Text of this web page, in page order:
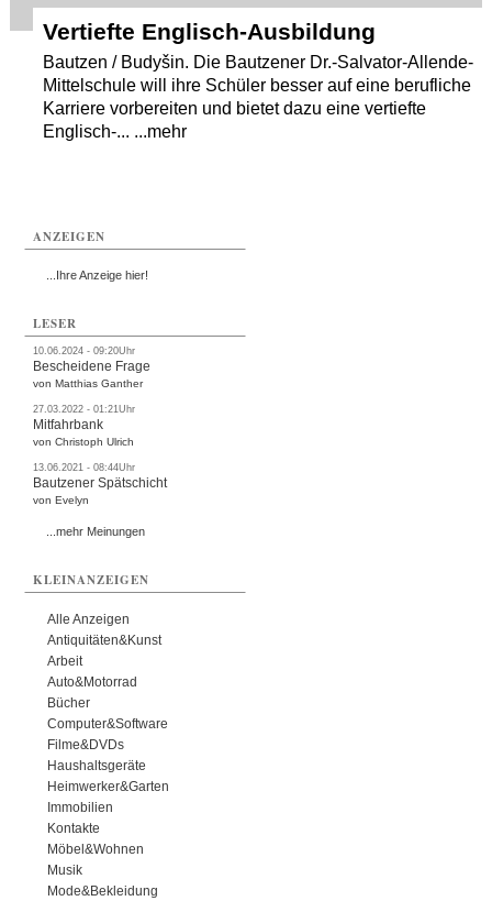
Vertiefte Englisch-Ausbildung
Bautzen / Budyšin. Die Bautzener Dr.-Salvator-Allende-
Mittelschule will ihre Schüler besser auf eine berufliche
Karriere vorbereiten und bietet dazu eine vertiefte
Englisch-... ...mehr
ANZEIGEN
...Ihre Anzeige hier!
LESER
10.06.2024 - 09:20Uhr
Bescheidene Frage
von Matthias Ganther
27.03.2022 - 01:21Uhr
Mitfahrbank
von Christoph Ulrich
13.06.2021 - 08:44Uhr
Bautzener Spätschicht
von Evelyn
...mehr Meinungen
KLEINANZEIGEN
Alle Anzeigen
Antiquitäten&Kunst
Arbeit
Auto&Motorrad
Bücher
Computer&Software
Filme&DVDs
Haushaltsgeräte
Heimwerker&Garten
Immobilien
Kontakte
Möbel&Wohnen
Musik
Mode&Bekleidung